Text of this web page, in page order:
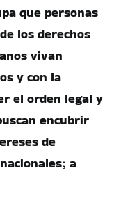
que personas
los derechos
vivan
y con la
el orden legal y
encubrir
de
a